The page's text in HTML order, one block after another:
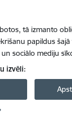
tā izmanto
papildus
sociālo mediju
izvēli: